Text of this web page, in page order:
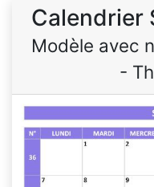
Calendrier
Modèle avec
-